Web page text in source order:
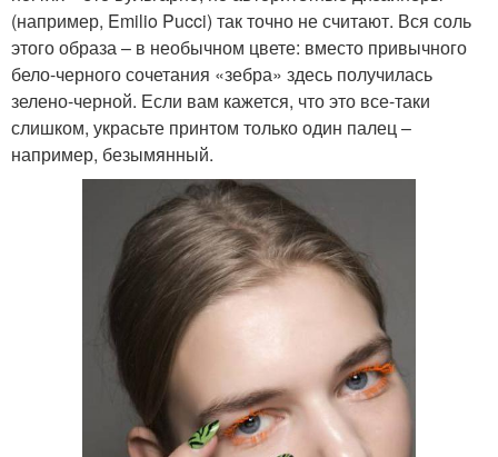
(например, Emilio Pucci) так точно не считают. Вся соль
этого образа – в необычном цвете: вместо привычного
бело-черного сочетания «зебра» здесь получилась
зелено-черной. Если вам кажется, что это все-таки
слишком, украсьте принтом только один палец –
например, безымянный.